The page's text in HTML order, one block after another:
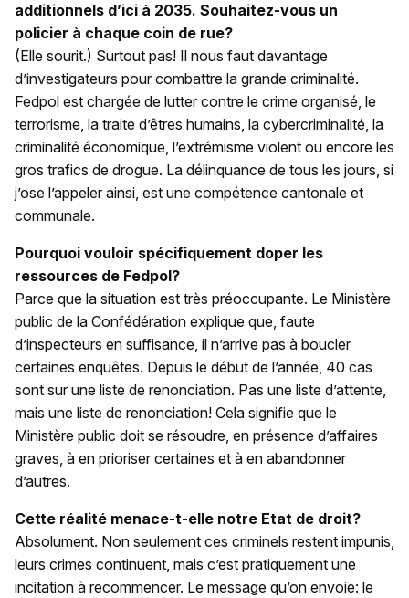
additionnels d’ici à 2035. Souhaitez-vous un
policier à chaque coin de rue?
(Elle sourit.) Surtout pas! Il nous faut davantage
d’investigateurs pour combattre la grande criminalité.
Fedpol est chargée de lutter contre le crime organisé, le
terrorisme, la traite d’êtres humains, la cybercriminalité, la
criminalité économique, l’extrémisme violent ou encore les
gros trafics de drogue. La délinquance de tous les jours, si
j’ose l’appeler ainsi, est une compétence cantonale et
communale.
Pourquoi vouloir spécifiquement doper les
ressources de Fedpol?
Parce que la situation est très préoccupante. Le Ministère
public de la Confédération explique que, faute
d’inspecteurs en suffisance, il n’arrive pas à boucler
certaines enquêtes. Depuis le début de l’année, 40 cas
sont sur une liste de renonciation. Pas une liste d’attente,
mais une liste de renonciation! Cela signifie que le
Ministère public doit se résoudre, en présence d’affaires
graves, à en prioriser certaines et à en abandonner
d’autres.
Cette réalité menace-t-elle notre Etat de droit?
Absolument. Non seulement ces criminels restent impunis,
leurs crimes continuent, mais c’est pratiquement une
incitation à recommencer. Le message qu’on envoie: le